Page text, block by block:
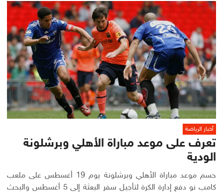
أخبار الرياضة
تعرف على موعد مباراة الأهلي وبرشلونة
الودية
حسم موعد مباراة الأهلي وبرشلونة يوم 19 أغسطس على ملعب
كامب نو دفع إدارة الكرة لتأجيل سفر البعثة إلى 5 أغسطس والبحث